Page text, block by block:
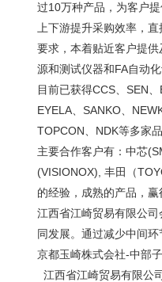
过10万种产品，为客户
上下游提升采购效率，
要求，本着贴近客户提
源和测试仪器和FA自动
目前已获得CCS、SEN
EYELA、SANKO、
TOPCON、NDK等多家
主要合作客户有：中芯
(VISIONOX), 丰田（
的经验，成熟的产品，
江西省江崎贸易有限公
同发展。通过减少中间
京都玉崎株式会社-中部
江西省江崎贸易有限公